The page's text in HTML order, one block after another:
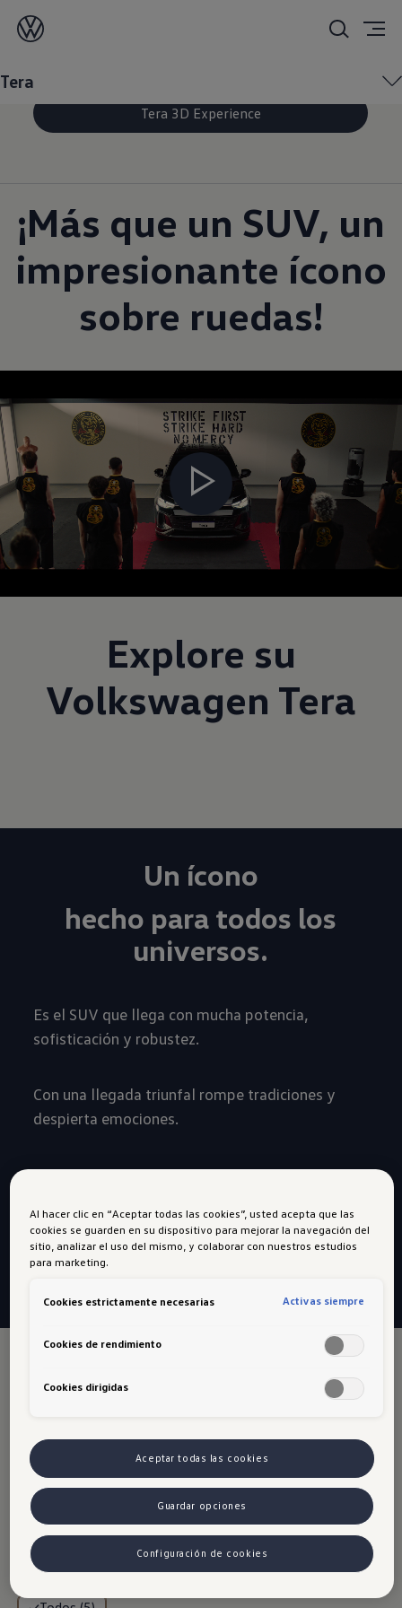
Tera
Con elegancia y confort
Tera 3D Experience
¡Más que un SUV, un
impresionante ícono
sobre ruedas!
Explore su
Volkswagen Tera
Un ícono
hecho para todos los
universos.
Es el SUV que llega con mucha potencia,
sofisticación y robustez.
Con una llegada triunfal rompe tradiciones y
despierta emociones.
Ficha Técnica
Volkswagen Tera:
un SUV que marca
su territorio con estilo
Al hacer clic en “Aceptar todas las cookies”, usted acepta que las
cookies se guarden en su dispositivo para mejorar la navegación del
sitio, analizar el uso del mismo, y colaborar con nuestros estudios
para marketing.
Cookies estrictamente necesarias Activas siempre
Cookies de rendimiento
Cookies dirigidas
Aceptar todas las cookies
Guardar opciones
Configuración de cookies